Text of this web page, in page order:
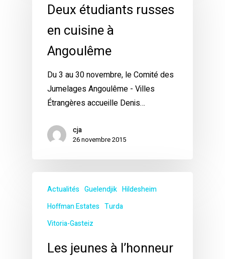
Deux étudiants russes
en cuisine à
Angoulême
Du 3 au 30 novembre, le Comité des
Jumelages Angoulême - Villes
Étrangères accueille Denis…
cja
26 novembre 2015
Actualités Guelendjik Hildesheim
Hoffman Estates Turda
Vitoria-Gasteiz
Les jeunes à l’honneur